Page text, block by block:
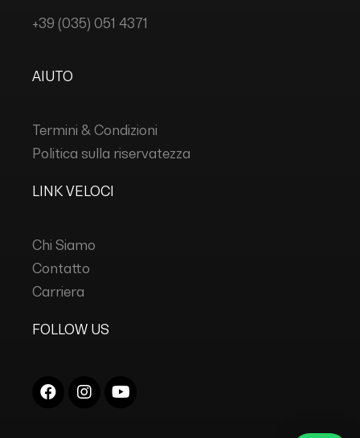
+39 (035) 051 4371
AIUTO
Termini & Condizioni
Politica sulla riservatezza
LINK VELOCI
Chi Siamo
Contatto
Carriera
FOLLOW US